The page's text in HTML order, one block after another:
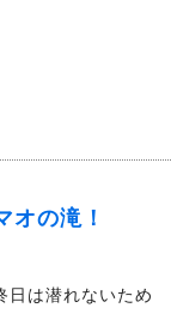
オの滝！
日は潜れないため